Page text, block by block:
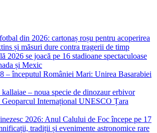
din 2026: cartonaș roșu pentru acoperirea
și măsuri dure contra tragerii de timp
2026 se joacă pe 16 stadioane spectaculoase
și Mexic
– începutul României Mari: Unirea Basarabiei
– noua specie de dinozaur erbivor
Geoparcul Internațional UNESCO Țara
2026: Anul Calului de Foc începe pe 17
tradiții și evenimente astronomice rare